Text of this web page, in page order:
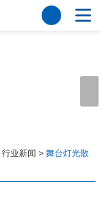
行业新闻 > 舞台灯光散